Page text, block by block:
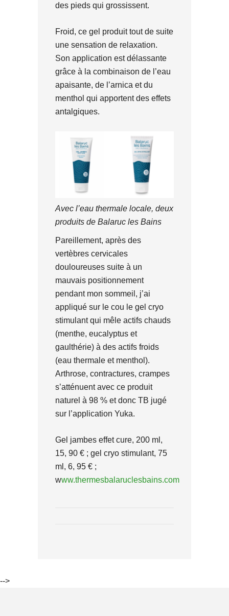
des pieds qui grossissent.
Froid, ce gel produit tout de suite
une sensation de relaxation.
Son application est délassante
grâce à la combinaison de l’eau
apaisante, de l’arnica et du
menthol qui apportent des effets
antalgiques.
Avec l’eau thermale locale, deux
produits de Balaruc les Bains
Pareillement, après des
vertèbres cervicales
douloureuses suite à un
mauvais positionnement
pendant mon sommeil, j’ai
appliqué sur le cou le gel cryo
stimulant qui mêle actifs chauds
(menthe, eucalyptus et
gaulthérie) à des actifs froids
(eau thermale et menthol).
Arthrose, contractures, crampes
s’atténuent avec ce produit
naturel à 98 % et donc TB jugé
sur l’application Yuka.
Gel jambes effet cure, 200 ml,
15, 90 € ; gel cryo stimulant, 75
ml, 6, 95 € ;
www.thermesbalaruclesbains.com
-->